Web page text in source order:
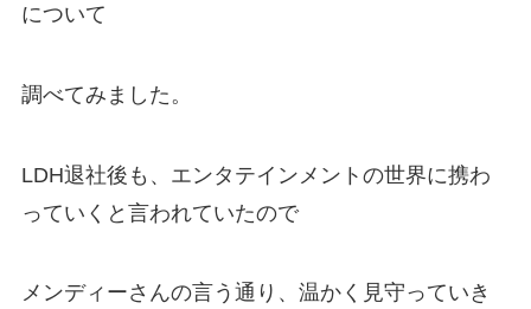
について
調べてみました。
LDH退社後も、エンタテインメントの世界に携わ
っていくと言われていたので
メンディーさんの言う通り、温かく見守っていき